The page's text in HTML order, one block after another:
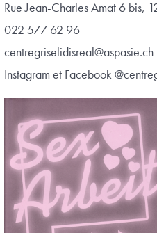
Rue Jean-Charles Amat 6 bis,
022 577 62 96
centregriselidisreal@aspasie.ch
Instagram et Facebook